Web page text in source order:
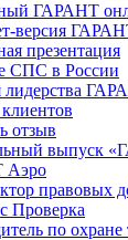
ГАРАНТ
версия
презентация
СПС в России
лидерства
отзыв
выпуск
Аэро
правовых
Проверка
по охране